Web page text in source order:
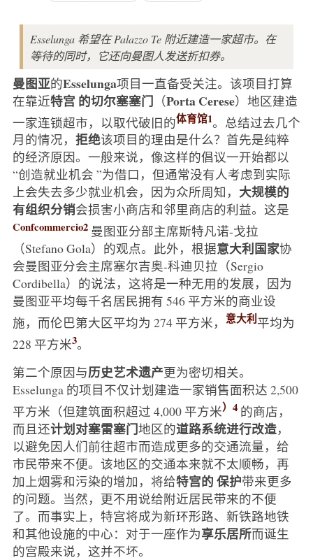
Esselunga 希望在 Palazzo Te 附近建造一家超市。在
等待的同时，它还向曼图人发送折扣券。
曼图亚的Esselunga项目一直备受关注。该项目打算
在靠近特宫 的切尔塞塞门 （PortaCerese）地区建造
一家连锁超市，以取代破旧的体育馆1。总结过去几个
月的情况， 拒绝该项目的理由是什么？首先是纯粹
的经济原因。一般来说，像这样的倡议一开始都以
“创造就业机会 ”为借口，但通常没有人考虑到实际
上会失去多少就业机会，因为众所周知， 大规模的
有组织分销会损害小商店和邻里商店的利益。这是
Confcommercio2曼图亚分部主席斯特凡诺-戈拉
（Stefano Gola）的观点。此外，根据意大利国家协
会曼图亚分会主席塞尔吉奥-科迪贝拉（Sergio
Cordibella）的说法，这将是一种无用的发展，因为
曼图亚平均每千名居民拥有 546 平方米的商业设
施，而伦巴第大区平均为 274 平方米，
意大利平均为
228 平方米3。
第二个原因与历史艺术遗产更为密切相关。
Esselunga 的项目不仅计划建造一家销售面积达 2,500
平方米（但建筑面积超过 4,000 平方米）4的商店，
而且还计划对塞雷塞门地区的道路系统进行改造，
以避免因人们前往超市而造成更多的交通流量，给
市民带来不便。该地区的交通本来就不太顺畅，再
加上烟雾和污染的增加，将给特宫的保护带来更多
的问题。当然，更不用说给附近居民带来的不便
了。而事实上，特宫将成为新环形路、新铁路地铁
和其他设施的中心：对于一座作为享乐居所而诞生
的宫殿来说，这并不坏。